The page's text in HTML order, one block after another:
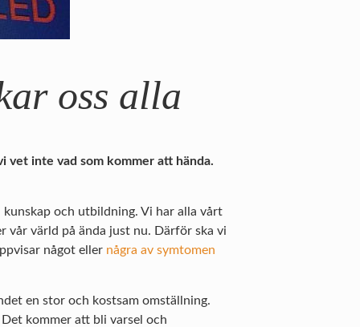
oss alla
vet inte vad som kommer att hända.
och utbildning. Vi har alla vårt
vår värld på ända just nu. Därför ska vi
något eller några av symtomen
en stor och kostsam omställning.
kommer att bli varsel och